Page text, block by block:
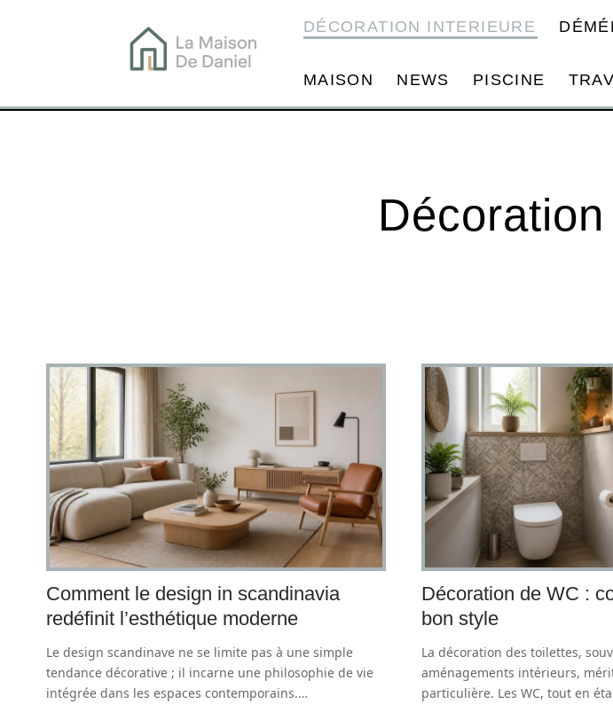
DÉCORATION INTERIEURE
MAISON NEWS PISCINE
Comment le design in scandinavia
redéfinit l’esthétique moderne
Le design scandinave ne se limite pas à une simple
tendance décorative ; il incarne une philosophie de vie
intégrée dans les espaces contemporains.…
Décoration de WC :
bon style
La décoration des toilettes,
aménagements intérieurs,
particulière. Les WC, tout en